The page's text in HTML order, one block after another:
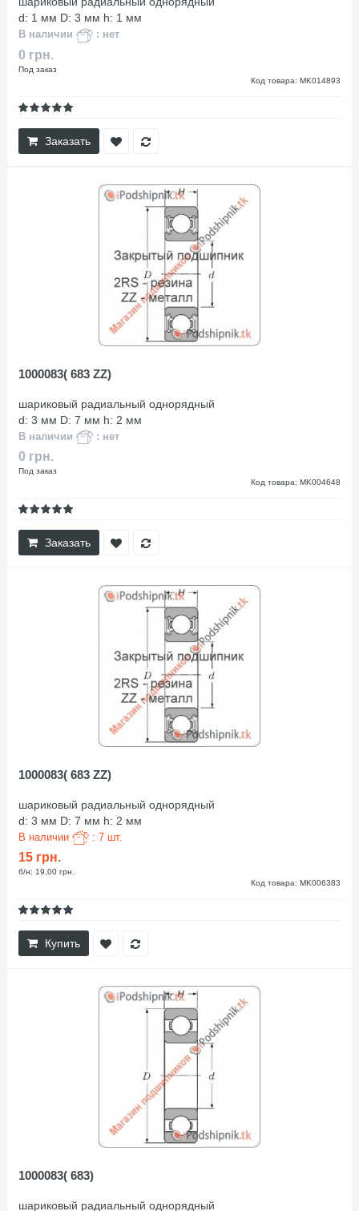
d: 1 мм D: 3 мм h: 1 мм
В наличии : нет
0 грн.
Под заказ
Код товара: MK014893
Заказать
1000083( 683 ZZ)
шариковый радиальный однорядный
d: 3 мм D: 7 мм h: 2 мм
В наличии : нет
0 грн.
Под заказ
Код товара: MK004648
Заказать
1000083( 683 ZZ)
шариковый радиальный однорядный
d: 3 мм D: 7 мм h: 2 мм
В наличии : 7 шт.
15 грн.
б/н: 19,00 грн.
Код товара: MK006383
Купить
1000083( 683)
шариковый радиальный однорядный